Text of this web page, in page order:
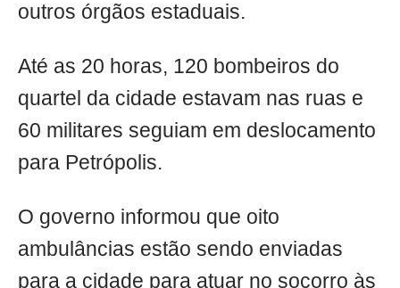
outros órgãos estaduais.
Até as 20 horas, 120 bombeiros do
quartel da cidade estavam nas ruas e
60 militares seguiam em deslocamento
para Petrópolis.
O governo informou que oito
ambulâncias estão sendo enviadas
para a cidade para atuar no socorro às